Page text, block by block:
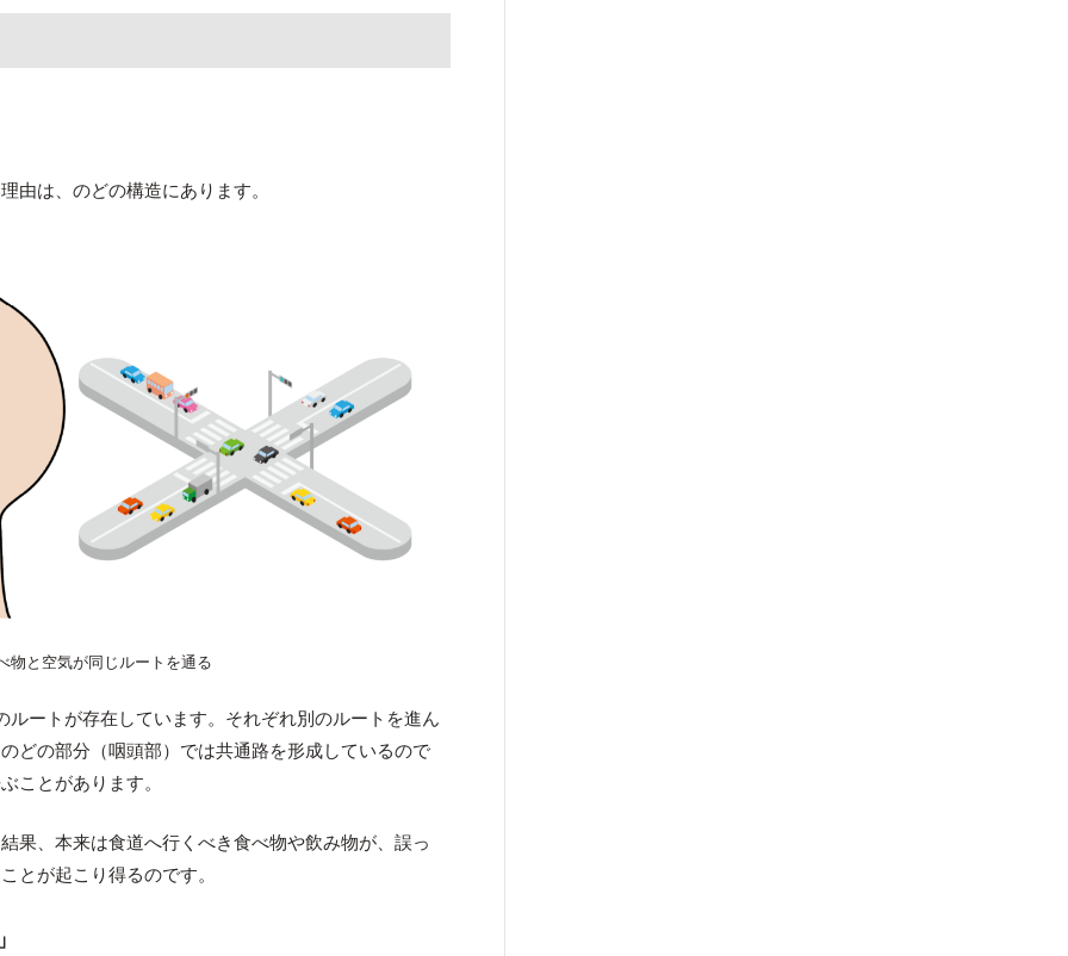
由は、のどの構造にあります。
物と空気が同じルートを通る
ルートが存在しています。それぞれ別のルートを進ん
どの部分（咽頭部）では共通路を形成しているので
ことがあります。
果、本来は食道へ行くべき食べ物や飲み物が、誤っ
とが起こり得るのです。